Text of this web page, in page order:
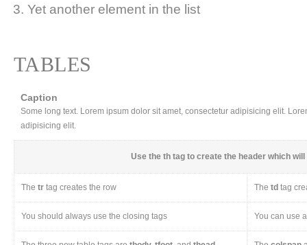
Yet another element in the list
TABLES
Caption
Some long text. Lorem ipsum dolor sit amet, consectetur adipisicing elit.
adipisicing elit.
Use the th tag to create the header which
The tr tag creates the row The td tag
You should always use the closing tags You can use